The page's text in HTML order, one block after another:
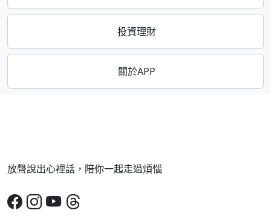
投資理財
關於APP
放聲說出心裡話，陪你一起走過煩惱